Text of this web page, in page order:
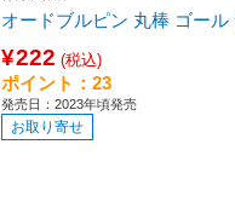
オードブルピン 丸棒 ゴール
¥222 (税込)
ポイント：23
発売日：2023年頃発売
お取り寄せ